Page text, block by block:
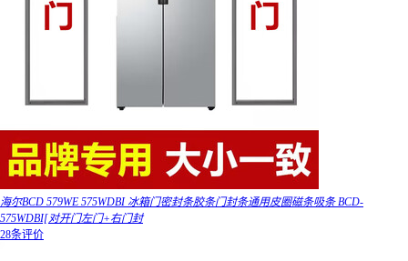
海尔BCD 579WE 575WDBI 冰箱门密封条胶条门封条通用皮圈磁条吸条 BCD-
575WDBI[对开门左门+右门封
28条评价